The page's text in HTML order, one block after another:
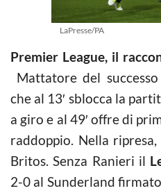
LaPresse/PA
Premier League, il
Mattatore del successo
che al 13′ sblocca la
a giro e al 49′ offre di
raddoppio. Nella
Britos. Senza Ranieri il
2-0 al Sunderland